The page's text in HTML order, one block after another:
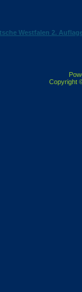
Westfalen 2.
Copyright